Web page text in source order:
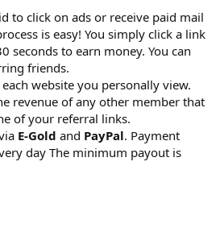
to click on ads or receive paid mail
is easy! You simply click a link
seconds to earn money. You can
friends.
website you personally view.
revenue of any other member that
of your referral links.
E-Gold and PayPal. Payment
day The minimum payout is